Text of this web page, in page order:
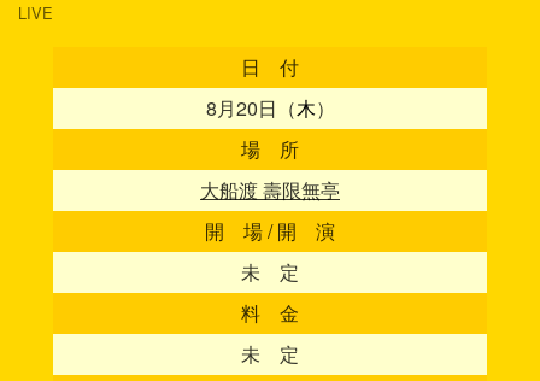
LIVE
日 付
8月20日（木）
場 所
大船渡 壽限無亭
開 場 / 開 演
未 定
料 金
未 定